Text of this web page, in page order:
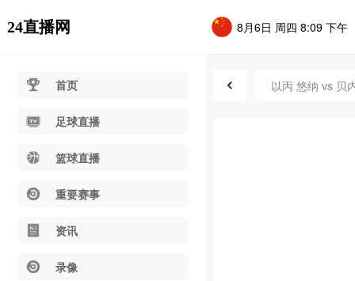
24直播网 8月6日 周四 8:09 下午
首页
足球直播
篮球直播
重要赛事
资讯
录像
以丙 悠纳 vs 贝